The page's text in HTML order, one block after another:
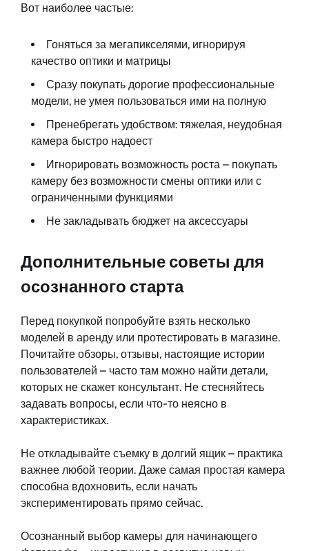
Вот наиболее частые:
Гоняться за мегапикселями, игнорируя
качество оптики и матрицы
Сразу покупать дорогие профессиональные
модели, не умея пользоваться ими на полную
Пренебрегать удобством: тяжелая, неудобная
камера быстро надоест
Игнорировать возможность роста – покупать
камеру без возможности смены оптики или с
ограниченными функциями
Не закладывать бюджет на аксессуары
Дополнительные советы для
осознанного старта
Перед покупкой попробуйте взять несколько
моделей в аренду или протестировать в магазине.
Почитайте обзоры, отзывы, настоящие истории
пользователей – часто там можно найти детали,
которых не скажет консультант. Не стесняйтесь
задавать вопросы, если что-то неясно в
характеристиках.
Не откладывайте съемку в долгий ящик – практика
важнее любой теории. Даже самая простая камера
способна вдохновить, если начать
экспериментировать прямо сейчас.
Осознанный выбор камеры для начинающего